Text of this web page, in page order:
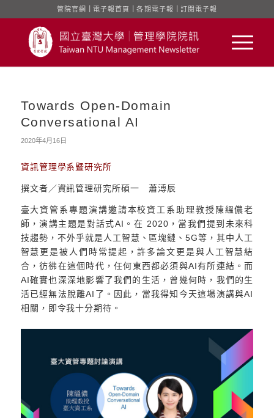
管院官網 電子報首頁 ｜各期電子報 訂閱電子報
Towards Open-Domain
Conversational AI
2020年4月16日
資訊管理學系暨研究所
撰文者／資訊管理研究所碩一 蕭溥辰
臺大資管系專題演講邀請本校資工系助理教授陳縕儂老
師，演講主題是對話式AI。在 2020，當我們提到未來科
技趨勢，不外乎就是人工智慧、區塊鏈、5G等，其中人工
智慧更是被人們時常提起，許多論文更是與人工智慧結
合，彷彿在這個時代，任何東西都必須與AI有所連結。而
AI確實也深深地影響了我們的生活，曾幾何時，我們的生
活已經無法脫離AI了。因此，當我得知今天這場演講與AI
相關，即令我十分期待。